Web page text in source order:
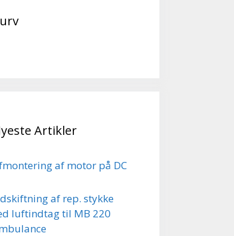
Artikler
af motor på DC
af rep. stykke
luftindtag til MB 220